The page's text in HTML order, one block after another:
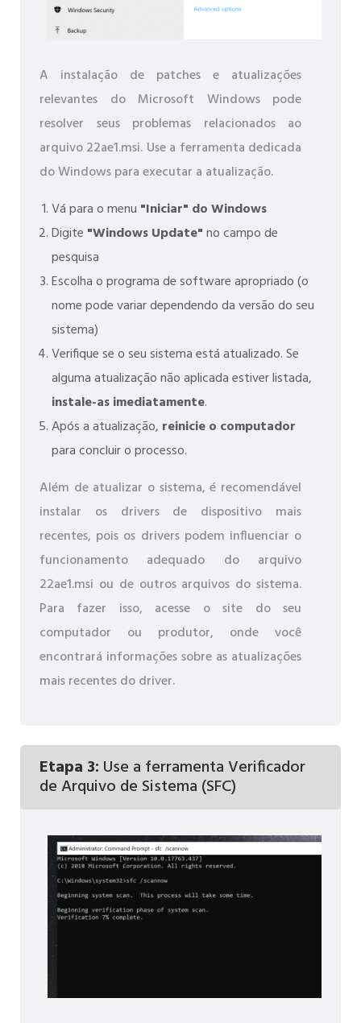
A instalação de patches e atualizações
relevantes do Microsoft Windows pode
resolver seus problemas relacionados ao
arquivo 22ae1.msi. Use a ferramenta dedicada
do Windows para executar a atualização.
Vá para o menu "Iniciar" do Windows
Digite "Windows Update"no campo de
pesquisa
Escolha o programa de software apropriado (o
nome pode variar dependendo da versão do seu
sistema)
Verifique se o seu sistema está atualizado. Se
alguma atualização não aplicada estiver listada,
instale-as imediatamente.
Após a atualização, reinicie o computador
para concluir o processo.
Além de atualizar o sistema, é recomendável
instalar os drivers de dispositivo mais
recentes, pois os drivers podem influenciar o
funcionamento adequado do arquivo
22ae1.msi ou de outros arquivos do sistema.
Para fazer isso, acesse o site do seu
computador ou produtor, onde você
encontrará informações sobre as atualizações
mais recentes do driver.
Etapa 3: Use a ferramenta Verificador
de Arquivo de Sistema (SFC)